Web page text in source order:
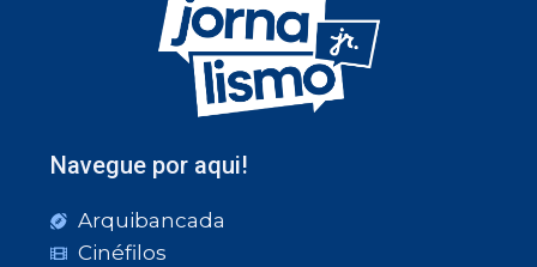
Navegue por aqui!
Arquibancada
Cinéfilos